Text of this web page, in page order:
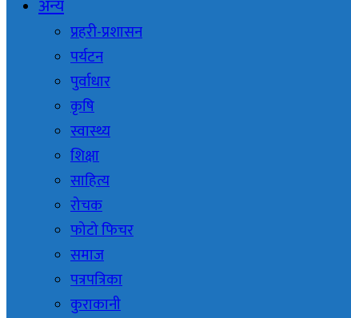
अन्य
प्रहरी-प्रशासन
पर्यटन
पुर्वाधार
कृषि
स्वास्थ्य
शिक्षा
साहित्य
रोचक
फोटो फिचर
समाज
पत्रपत्रिका
कुराकानी